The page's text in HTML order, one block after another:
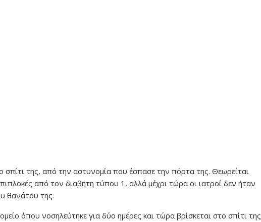
της, από την αστυνομία που έσπασε την πόρτα της. Θεωρείται
από τον διαβήτη τύπου 1, αλλά μέχρι τώρα οι ιατροί δεν ήταν
θανάτου της.
όπου νοσηλεύτηκε για δύο ημέρες και τώρα βρίσκεται στο σπίτι της